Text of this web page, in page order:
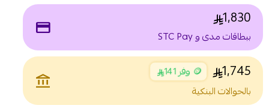
1,830
ببطاقات مدى و STC Pay payment
1,745 🪙 وفر 141
بالحوالات البنكية
account_balance